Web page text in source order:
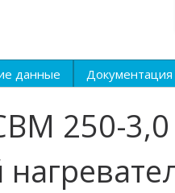
данные Документация
250-